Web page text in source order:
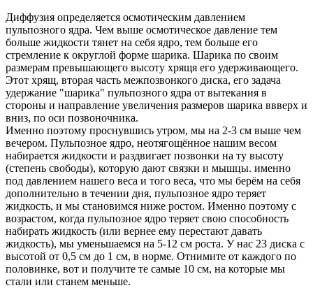
Диффузия определяется осмотическим давлением
пульпозного ядра. Чем выше осмотическое давление тем
больше жидкости тянет на себя ядро, тем больше его
стремление к округлой форме шарика. Шарика по своим
размерам превышающего высоту хрящя его удерживающего.
Этот хрящ, вторая часть межпозвонкого диска, его задача
удержание "шарика" пульпозного ядра от вытекания в
стороны и направление увеличения размеров шарика ввверх и
вниз, по оси позвоночника.
Именно поэтому проснувшись утром, мы на 2-3 см выше чем
вечером. Пульпозное ядро, неотягощённое нашим весом
набирается жидкости и раздвигает позвонки на ту высоту
(степень свободы), которую дают связки и мышцы. именно
под давлением нашего веса и того веса, что мы берём на себя
дополнительно в течении дня, пульпозное ядро теряет
жидкость, и мы становимся ниже ростом. Именно поэтому с
возрастом, когда пульпозное ядро теряет свою способность
набирать жидкость (или вернее ему перестают давать
жидкость), мы уменьшаемся на 5-12 см роста. У нас 23 диска с
высотой от 0,5 см до 1 см, в норме. Отнимите от каждого по
половинке, вот и получите те самые 10 см, на которые мы
стали или станем меньше.